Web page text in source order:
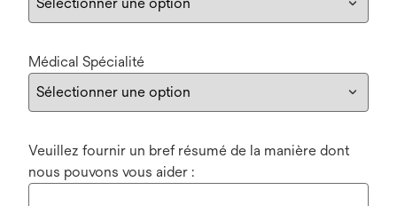
Médical Spécialité
Veuillez fournir un bref résumé de la manière dont
nous pouvons vous aider :